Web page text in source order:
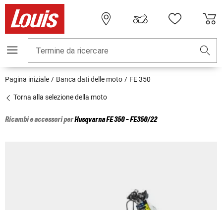
Termine da ricercare
Pagina iniziale Banca dati delle moto FE 350
Torna alla selezione della moto
Ricambi e accessori perHusqvarnaFE 350 - FE350/22